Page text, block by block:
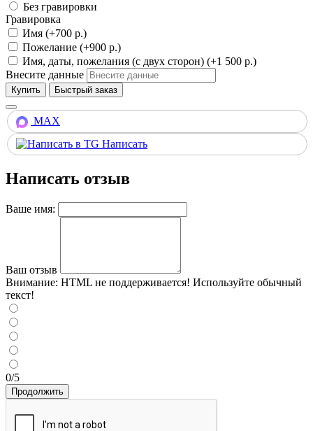
Без гравировки
Гравировка
Имя (+700 р.)
Пожелание (+900 р.)
Имя, даты, пожелания (с двух сторон) (+1 500 р.)
Внесите данные
Купить
MAX
Написать
Написать отзыв
Ваше имя:
Ваш отзыв
Внимание: HTML не поддерживается! Используйте обычный
текст!
0/5
Продолжить